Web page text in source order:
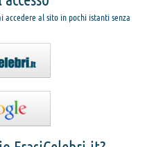
accedere al sito in pochi istanti senza